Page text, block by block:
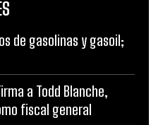
de gasolinas y gasoil;
a Todd Blanche,
fiscal general